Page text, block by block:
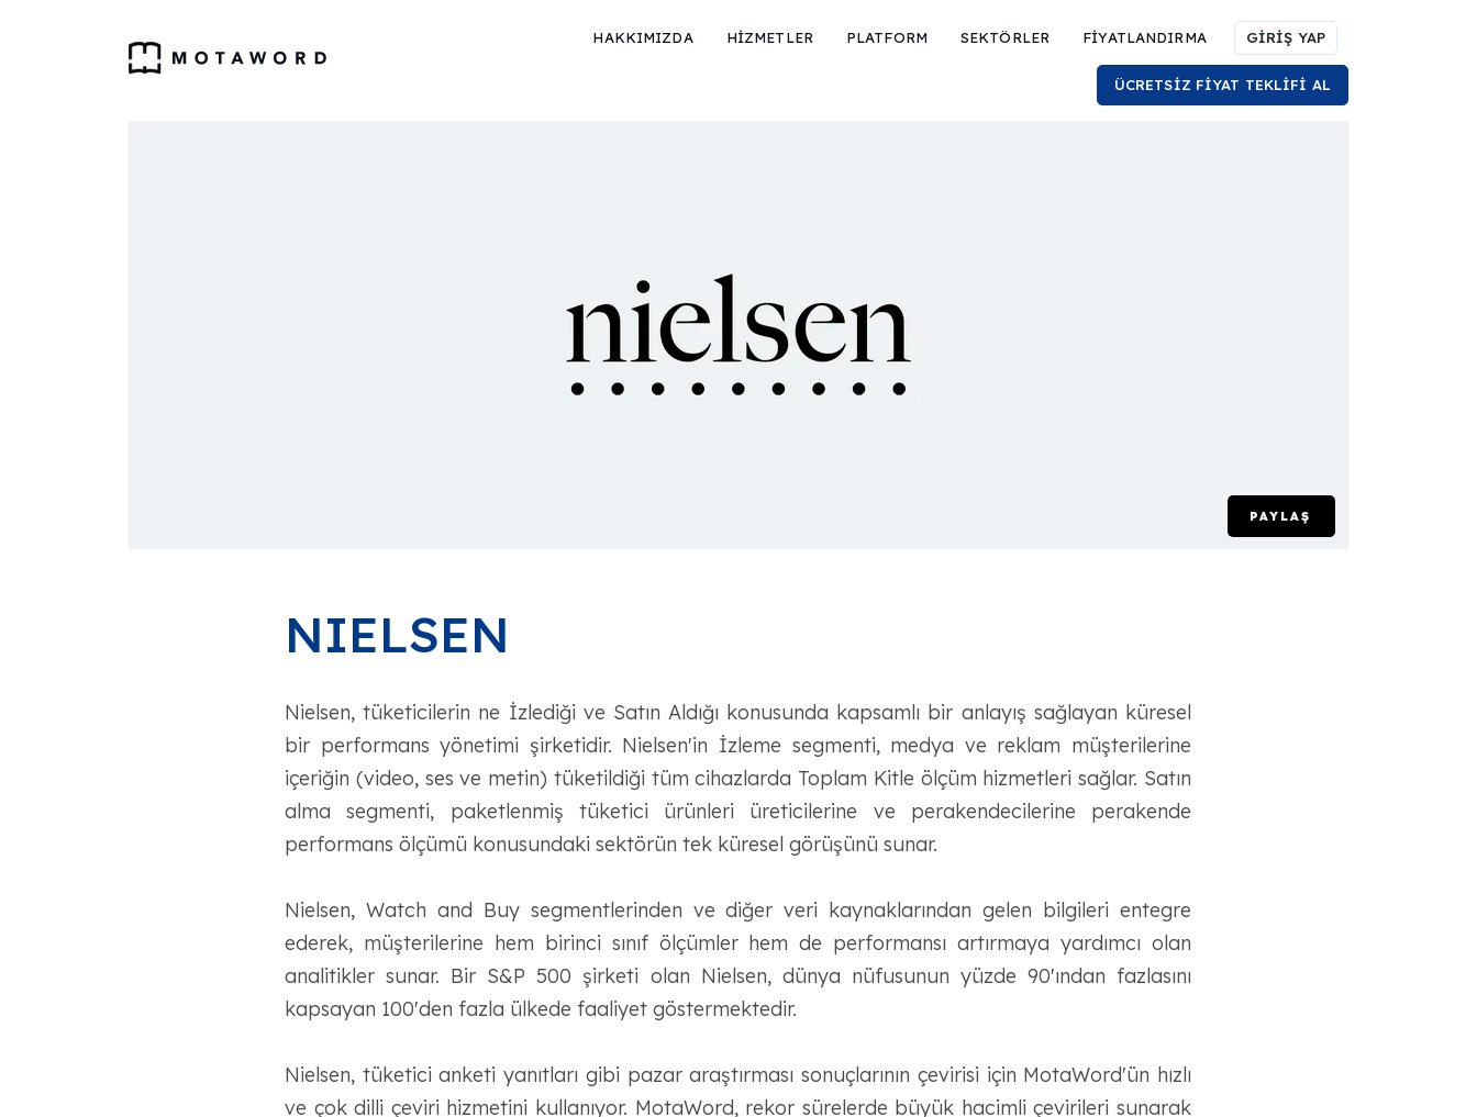
HAKKIMIZDA HİZMETLER PLATFORM SEKTÖRLER FİYATLANDIRMA GİRİŞ YAP
ÜCRETSİZ FİYAT TEKLİFİ AL
PAYLAŞ
NIELSEN
Nielsen, tüketicilerin ne İzlediği ve Satın Aldığı konusunda kapsamlı bir anlayış sağlayan küresel
bir performans yönetimi şirketidir. Nielsen'in İzleme segmenti, medya ve reklam müşterilerine
içeriğin (video, ses ve metin) tüketildiği tüm cihazlarda Toplam Kitle ölçüm hizmetleri sağlar. Satın
alma segmenti, paketlenmiş tüketici ürünleri üreticilerine ve perakendecilerine perakende
performans ölçümü konusundaki sektörün tek küresel görüşünü sunar.
Nielsen, Watch and Buy segmentlerinden ve diğer veri kaynaklarından gelen bilgileri entegre
ederek, müşterilerine hem birinci sınıf ölçümler hem de performansı artırmaya yardımcı olan
analitikler sunar. Bir S&P 500 şirketi olan Nielsen, dünya nüfusunun yüzde 90'ından fazlasını
kapsayan 100'den fazla ülkede faaliyet göstermektedir.
Nielsen, tüketici anketi yanıtları gibi pazar araştırması sonuçlarının çevirisi için MotaWord'ün hızlı
ve çok dilli çeviri hizmetini kullanıyor. MotaWord, rekor sürelerde büyük hacimli çevirileri sunarak